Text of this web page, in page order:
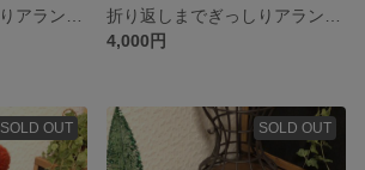
4,000円
SOLD OUT SOLD OUT